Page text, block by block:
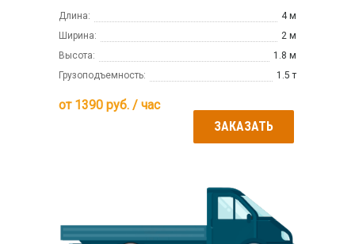
Длина:
4 м
Ширина:
2 м
Высота:
1.8 м
Грузоподъемность:
1.5 т
от 1390 руб. / час
ЗАКАЗАТЬ